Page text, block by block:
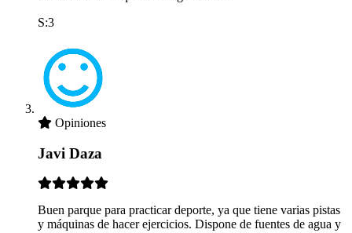
S:3
Opiniones
Javi Daza
Buen parque para practicar deporte, ya que tiene varias pistas
y máquinas de hacer ejercicios. Dispone de fuentes de agua y